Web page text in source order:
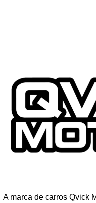
A marca de carros Qvick